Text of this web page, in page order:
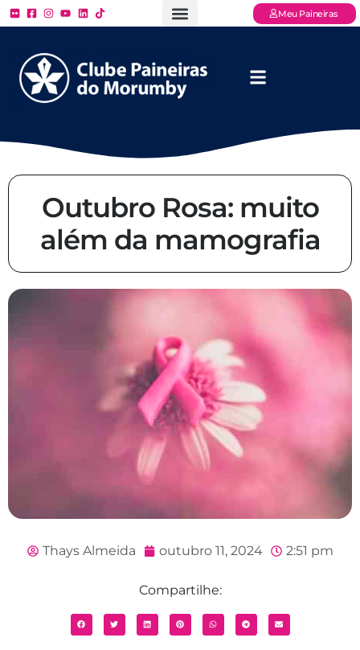
Meu Paineiras
Outubro Rosa: muito
além da mamografia
Thays Almeida outubro 11, 2024 2:51 pm
Compartilhe: